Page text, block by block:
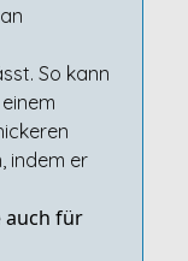
So kann
indem er
auch für